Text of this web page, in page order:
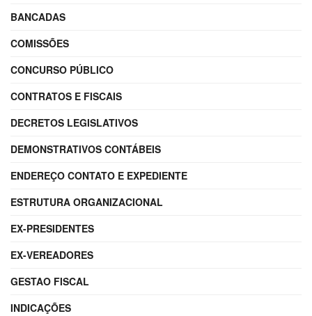
BANCADAS
COMISSÕES
CONCURSO PÚBLICO
CONTRATOS E FISCAIS
DECRETOS LEGISLATIVOS
DEMONSTRATIVOS CONTÁBEIS
ENDEREÇO CONTATO E EXPEDIENTE
ESTRUTURA ORGANIZACIONAL
EX-PRESIDENTES
EX-VEREADORES
GESTAO FISCAL
INDICAÇÕES